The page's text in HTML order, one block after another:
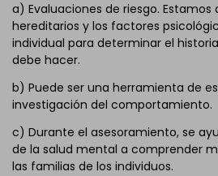
a) Evaluaciones de riesgo.
hereditarios y los factores
individual para determinar el
debe hacer.
b) Puede ser una herramienta de
investigación del comportamiento.
c) Durante el asesoramiento, se
de la salud mental a comprender
las familias de los individuos.